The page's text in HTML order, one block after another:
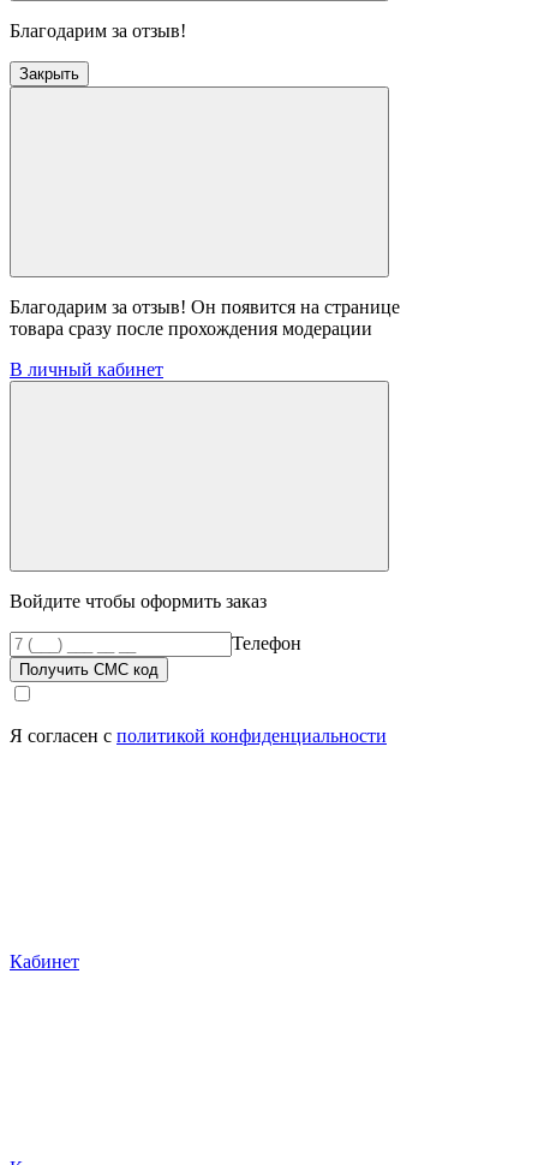
Благодарим за отзыв!
Закрыть
Благодарим за отзыв! Он появится на странице
товара сразу после прохождения модерации
В личный кабинет
Войдите чтобы оформить заказ
Телефон
Получить СМС код
Я согласен с политикой конфиденциальности
Кабинет